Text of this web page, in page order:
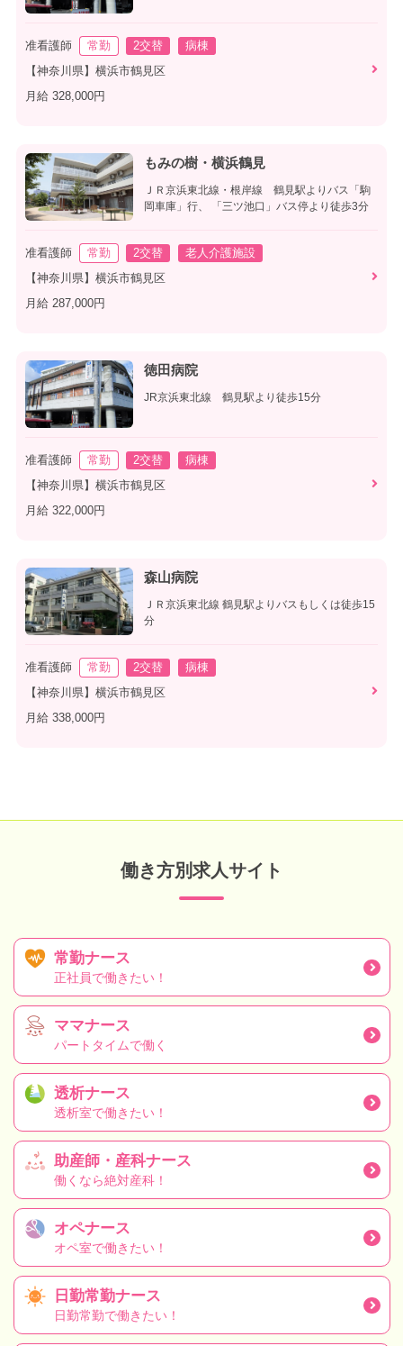
准看護師 常勤 2交替
病棟
【神奈川県】横浜市鶴見区
月給 328,000円
もみの樹・横浜鶴見
ＪＲ京浜東北線・根岸線 鶴見駅よりバス「駒
岡車庫」行、 「三ツ池口」バス停より徒歩3分
准看護師 常勤 2交替
老人介護施設
【神奈川県】横浜市鶴見区
月給 287,000円
徳田病院
JR京浜東北線 鶴見駅より徒歩15分
准看護師 常勤 2交替
病棟
【神奈川県】横浜市鶴見区
月給 322,000円
森山病院
ＪＲ京浜東北線 鶴見駅よりバスもしくは徒歩15
分
准看護師 常勤 2交替
病棟
【神奈川県】横浜市鶴見区
月給 338,000円
働き方別求人サイト
常勤ナース
正社員で働きたい！
ママナース
パートタイムで働く
透析ナース
透析室で働きたい！
助産師・産科ナース
働くなら絶対産科！
オペナース
オペ室で働きたい！
日勤常勤ナース
日勤常勤で働きたい！